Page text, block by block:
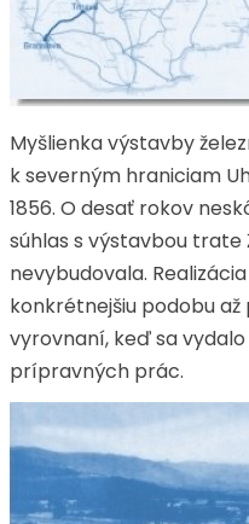
Myšlienka výstavby
k severným hraniciam
1856. O desať rokov
súhlas s výstavbou trate
nevybudovala.
konkrétnejšiu podobu
vyrovnaní, keď sa
prípravných prác.